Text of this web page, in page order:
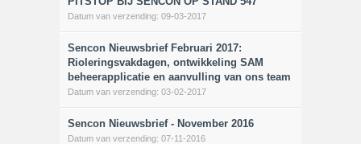
Datum van verzending: 09-03-2017
Sencon Nieuwsbrief Februari 2017:
Rioleringsvakdagen, ontwikkeling SAM
beheerapplicatie en aanvulling van ons team
Datum van verzending: 03-02-2017
Sencon Nieuwsbrief - November 2016
Datum van verzending: 07-11-2016